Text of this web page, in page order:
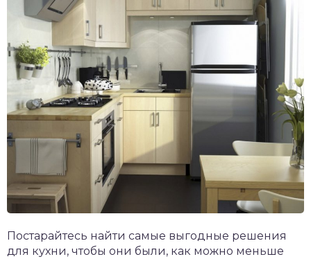
Постарайтесь найти самые выгодные решения
для кухни, чтобы они были, как можно меньше